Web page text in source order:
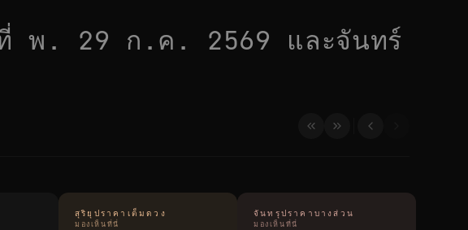
ที่พ. 29 ก.ค. 2569 และจันทร์
สุริยุปราคาเต็มดวง
มองเห็นที่นี่
จันทรุปราคาบางส่วน
มองเห็นที่นี่